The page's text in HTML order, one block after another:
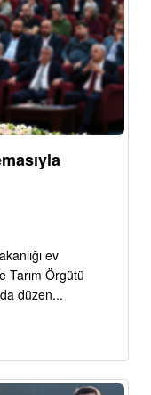
ev
Tarım Örgütü
düzen...